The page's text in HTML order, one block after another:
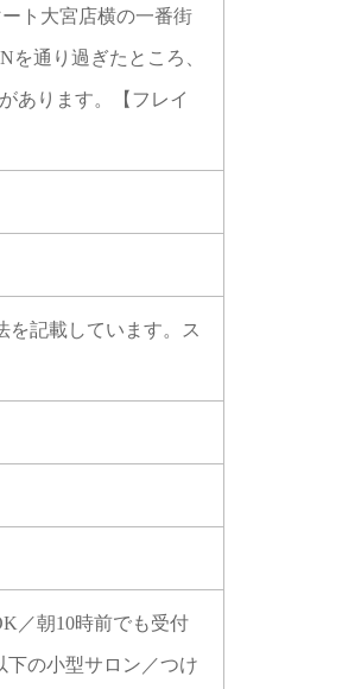
ト大宮店横の一番街
通り過ぎたところ、
あります。【フレイ
を記載しています。ス
／朝10時前でも受付
の小型サロン／つけ